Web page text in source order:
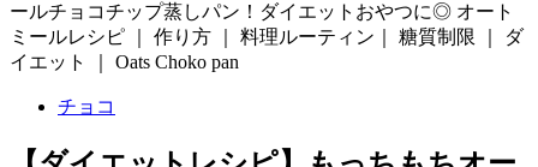
ールチョコチップ蒸しパン！ダイエットおやつに◎ オート
ミールレシピ ｜ 作り方 ｜ 料理ルーティン｜ 糖質制限 ｜ ダ
イエット ｜ Oats Choko pan
チョコ